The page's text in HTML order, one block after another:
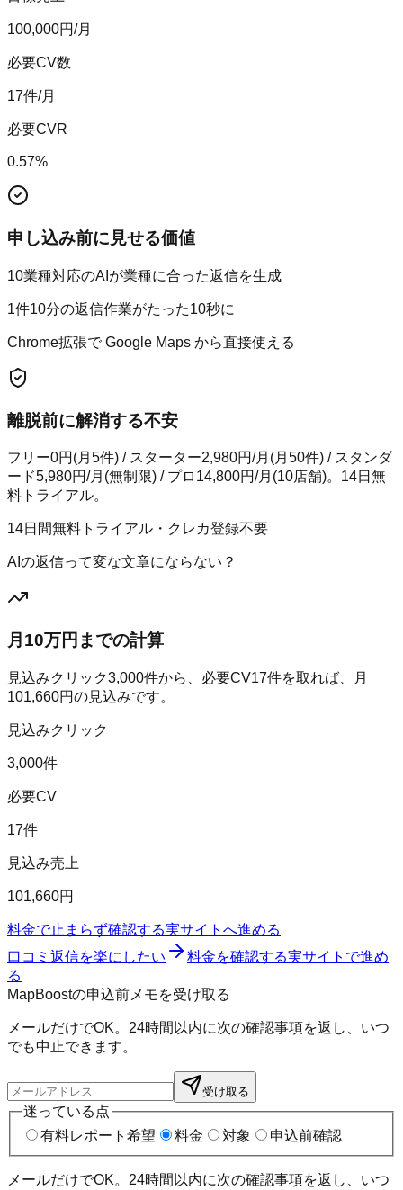
100,000円/月
必要CV数
17件/月
必要CVR
0.57%
申し込み前に見せる価値
10業種対応のAIが業種に合った返信を生成
1件10分の返信作業がたった10秒に
Chrome拡張で Google Maps から直接使える
離脱前に解消する不安
フリー0円(月5件) / スターター2,980円/月(月50件) / スタンダ
ード5,980円/月(無制限) / プロ14,800円/月(10店舗)。14日無
料トライアル。
14日間無料トライアル・クレカ登録不要
AIの返信って変な文章にならない？
月10万円までの計算
見込みクリック3,000件から、必要CV17件を取れば、月
101,660円の見込みです。
見込みクリック
3,000件
必要CV
17件
見込み売上
101,660円
料金で止まらず確認する実サイトへ進める
口コミ返信を楽にしたい
料金を確認する実サイトで進め
る
MapBoostの申込前メモを受け取る
メールだけでOK。24時間以内に次の確認事項を返し、いつ
でも中止できます。
受け取る
迷っている点
有料レポート希望
料金 対象 申込前確認
メールだけでOK。24時間以内に次の確認事項を返し、いつ